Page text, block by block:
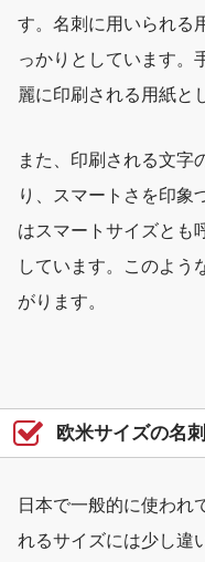
す。名刺に用いられる
っかりとしています。
麗に印刷される用紙と
また、印刷される文字
り、スマートさを印象
はスマートサイズとも
しています。このよう
がります。
欧米サイズの名
日本で一般的に使われ
れるサイズには少し違